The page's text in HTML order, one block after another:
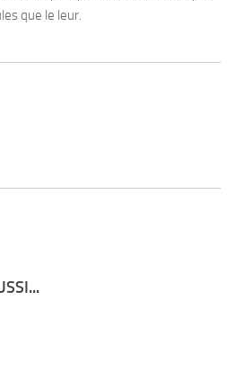
que le leur.